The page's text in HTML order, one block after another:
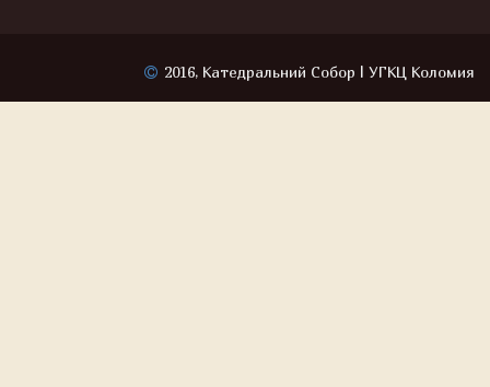
2016, Катедральний Собор | УГКЦ Коломия